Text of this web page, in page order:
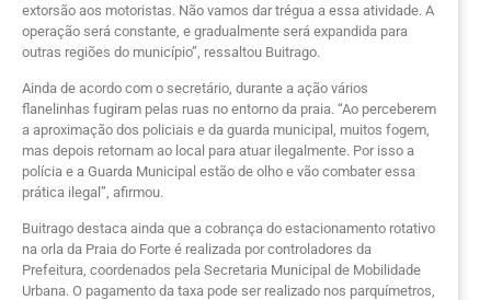
extorsão aos motoristas. Não vamos dar trégua a essa atividade. A
operação será constante, e gradualmente será expandida para
outras regiões do município”, ressaltou Buitrago.
Ainda de acordo com o secretário, durante a ação vários
flanelinhas fugiram pelas ruas no entorno da praia. “Ao perceberem
a aproximação dos policiais e da guarda municipal, muitos fogem,
mas depois retornam ao local para atuar ilegalmente. Por isso a
polícia e a Guarda Municipal estão de olho e vão combater essa
prática ilegal”, afirmou.
Buitrago destaca ainda que a cobrança do estacionamento rotativo
na orla da Praia do Forte é realizada por controladores da
Prefeitura, coordenados pela Secretaria Municipal de Mobilidade
Urbana. O pagamento da taxa pode ser realizado nos parquímetros,